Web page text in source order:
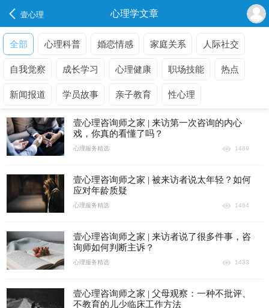
壹心理 心理学文章
全部 心理科普 婚恋情感 家庭关系 人际社交
自我觉察 成长学习 心理健康 职场技能 热点
新闻报道 学员故事 亲子教育 性心理
壹心理咨询师之家 | 来访第一次咨询的内心
戏，你真的看懂了吗？
心理服务精选 1489
壹心理咨询师之家 | 被来访者说太年轻？如何
应对年龄质疑
心理服务精选 1464
壹心理咨询师之家 | 来访者说了很多件事，咨
询师如何判断主诉？
心理服务精选 1433
壹心理咨询师之家 | 父母观察：一种不批评、
不教育的儿少临床工作方法